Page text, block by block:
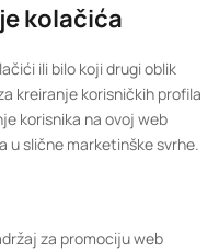
kolačića
ili bilo koji drugi oblik
kreiranje korisničkih profila
korisnika na ovoj web
u slične marketinške svrhe.
za promociju web